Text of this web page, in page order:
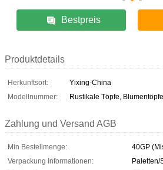
Bestpreis
Produktdetails
Herkunftsort:
Yixing-China
Modellnummer:
Rustikale Töpfe,
Zahlung und Versand AGB
Min Bestellmenge:
40GP
Verpackung Informationen:
Paletten/